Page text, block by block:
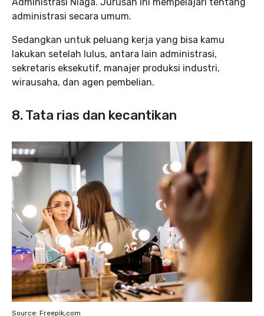
administrasi secara umum.
Sedangkan untuk peluang kerja yang bisa kamu
lakukan setelah lulus, antara lain administrasi,
sekretaris eksekutif, manajer produksi industri,
wirausaha, dan agen pembelian.
8. Tata rias dan kecantikan
Source: Freepik,com